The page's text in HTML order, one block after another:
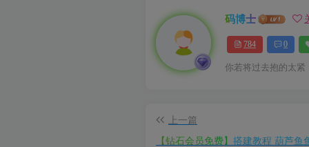
码博士
784 0
你若将过去抱的太紧
上一篇
【钻石会员免费】搭建教程 葫芦鱼